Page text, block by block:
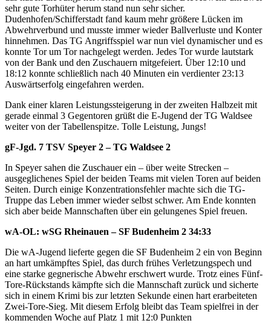
sehr gute Torhüter herum stand nun sehr sicher.
Dudenhofen/Schifferstadt fand kaum mehr größere Lücken im
Abwehrverbund und musste immer wieder Ballverluste und Konter
hinnehmen. Das TG Angriffsspiel war nun viel dynamischer und es
konnte Tor um Tor nachgelegt werden. Jedes Tor wurde lautstark
von der Bank und den Zuschauern mitgefeiert. Über 12:10 und
18:12 konnte schließlich nach 40 Minuten ein verdienter 23:13
Auswärtserfolg eingefahren werden.
Dank einer klaren Leistungssteigerung in der zweiten Halbzeit mit
gerade einmal 3 Gegentoren grüßt die E-Jugend der TG Waldsee
weiter von der Tabellenspitze. Tolle Leistung, Jungs!
gF-Jgd. 7 TSV Speyer 2 – TG Waldsee 2
In Speyer sahen die Zuschauer ein – über weite Strecken –
ausgeglichenes Spiel der beiden Teams mit vielen Toren auf beiden
Seiten. Durch einige Konzentrationsfehler machte sich die TG-
Truppe das Leben immer wieder selbst schwer. Am Ende konnten
sich aber beide Mannschaften über ein gelungenes Spiel freuen.
wA-OL: wSG Rheinauen – SF Budenheim 2 34:33
Die wA-Jugend lieferte gegen die SF Budenheim 2 ein von Beginn
an hart umkämpftes Spiel, das durch frühes Verletzungspech und
eine starke gegnerische Abwehr erschwert wurde. Trotz eines Fünf-
Tore-Rückstands kämpfte sich die Mannschaft zurück und sicherte
sich in einem Krimi bis zur letzten Sekunde einen hart erarbeiteten
Zwei-Tore-Sieg. Mit diesem Erfolg bleibt das Team spielfrei in der
kommenden Woche auf Platz 1 mit 12:0 Punkten